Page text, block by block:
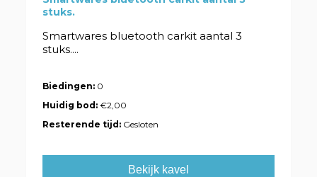
stuks.
Smartwares bluetooth carkit aantal 3
stuks....
Biedingen: 0
Huidig bod:€2,00
Resterende tijd: Gesloten
Bekijk kavel